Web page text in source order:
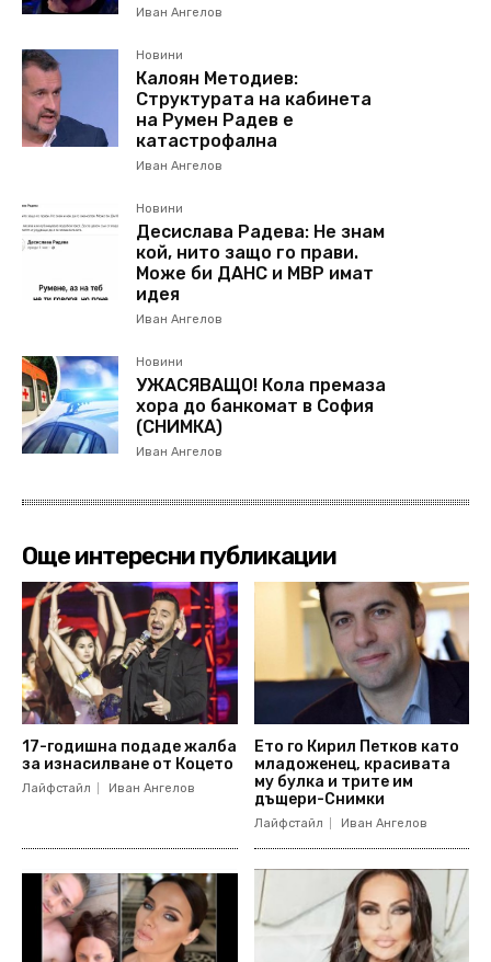
Иван Ангелов
Новини
Калоян Методиев:
Структурата на кабинета
на Румен Радев е
катастрофална
Иван Ангелов
Новини
Десислава Радева: Не знам
кой, нито защо го прави.
Може би ДАНС и МВР имат
идея
Иван Ангелов
Новини
УЖАСЯВАЩО! Кола премаза
хора до банкомат в София
(СНИМКА)
Иван Ангелов
Още интересни публикации
17-годишна подаде жалба
за изнасилване от Коцето
Лайфстайл Иван Ангелов
Ето го Кирил Петков като
младоженец, красивата
му булка и трите им
дъщери-Снимки
Лайфстайл Иван Ангелов